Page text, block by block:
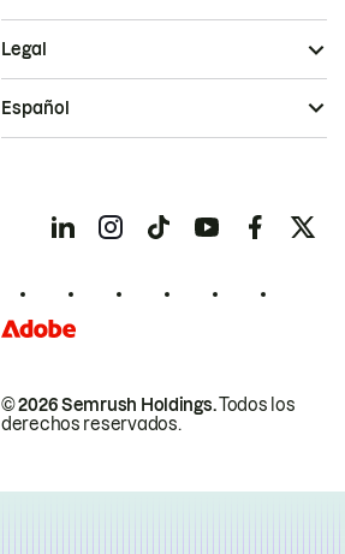
© 2026 Semrush Holdings.Todos los
derechos reservados.
Legal
Español